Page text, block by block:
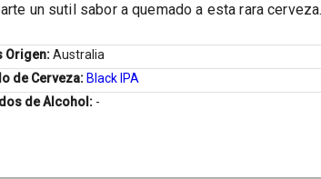
un sutil sabor a quemado a esta rara
Origen:Australia
de Cerveza: Black IPA
de Alcohol: -